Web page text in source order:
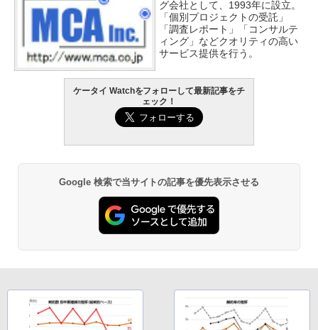
グ会社として、1993年に設立。
「個別プロジェクトの受託」
「調査レポート」「コンサルテ
ィング」などクオリティの高い
サービス提供を行う。
ケータイ Watchをフォローして最新記事をチ
ェック！
Google 検索で当サイトの記事を優先表示させる